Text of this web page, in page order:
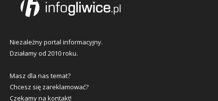
Niezależny portal informacyjny.
Działamy od 2010 roku.
Masz dla nas temat?
Chcesz się zareklamować?
Czekamy na kontakt!